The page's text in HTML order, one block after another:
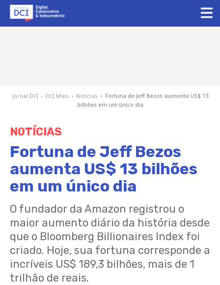
Jornal DCI › DCI Mais › Notícias › Fortuna de Jeff Bezos aumenta US$ 13
bilhões em um único dia
NOTÍCIAS
Fortuna de Jeff Bezos
aumenta US$ 13 bilhões
em um único dia
O fundador da Amazon registrou o
maior aumento diário da história desde
que o Bloomberg Billionaires Index foi
criado. Hoje, sua fortuna corresponde a
incríveis US$ 189,3 bilhões, mais de 1
trilhão de reais.